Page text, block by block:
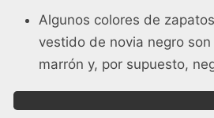
Algunos colores de
vestido de novia negro
marrón y, por supuesto,